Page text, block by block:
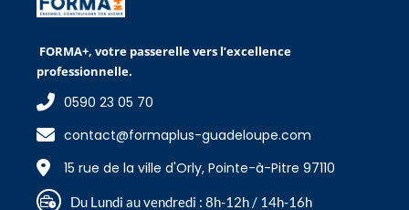
FORMA+, votre passerelle vers l’excellence
professionnelle.
0590 23 05 70
contact@formaplus-guadeloupe.com
15 rue de la ville d'Orly, Pointe-à-Pitre 97110
Du Lundi au vendredi : 8h-12h / 14h-16h